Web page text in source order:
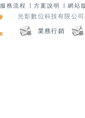
服務流程 方案說明 網站
光影數位科技有限
業務行銷